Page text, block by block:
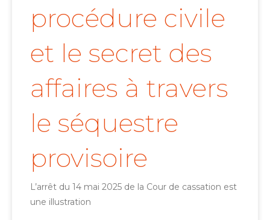
procédure civile
et le secret des
affaires à travers
le séquestre
provisoire
L’arrêt du 14 mai 2025 de la Cour de cassation est
une illustration